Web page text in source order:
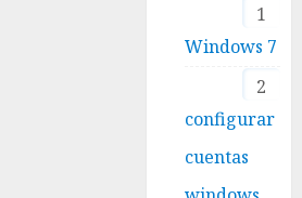
1
Windows 7
2
configurar
cuentas